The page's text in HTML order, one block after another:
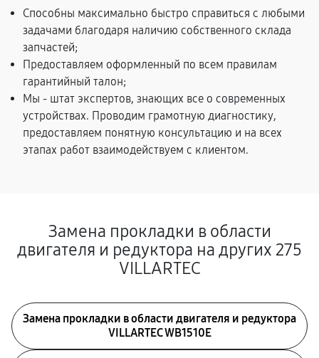
Способны максимально быстро справиться с любыми
задачами благодаря наличию собственного склада
запчастей;
Предоставляем оформленный по всем правилам
гарантийный талон;
Мы - штат экспертов, знающих все о современных
устройствах. Проводим грамотную диагностику,
предоставляем понятную консультацию и на всех
этапах работ взаимодействуем с клиентом.
Замена прокладки в области
двигателя и редуктора на других 275
VILLARTEC
Замена прокладки в области двигателя и редуктора
VILLARTEC WB1510E